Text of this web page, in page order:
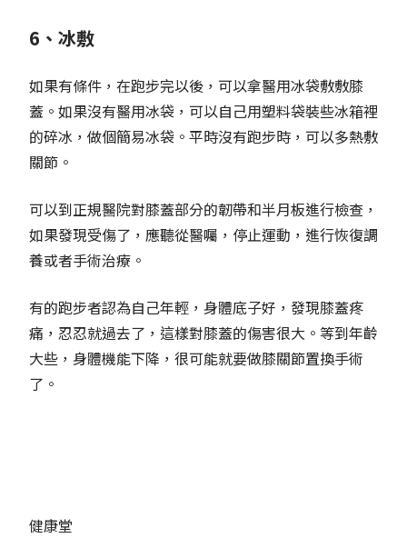
6、冰敷
如果有條件，在跑步完以後，可以拿醫用冰袋敷敷膝
蓋。如果沒有醫用冰袋，可以自己用塑料袋裝些冰箱裡
的碎冰，做個簡易冰袋。平時沒有跑步時，可以多熱敷
關節。
可以到正規醫院對膝蓋部分的韌帶和半月板進行檢查，
如果發現受傷了，應聽從醫囑，停止運動，進行恢復調
養或者手術治療。
有的跑步者認為自己年輕，身體底子好，發現膝蓋疼
痛，忍忍就過去了，這樣對膝蓋的傷害很大。等到年齡
大些，身體機能下降，很可能就要做膝關節置換手術
了。
健康堂